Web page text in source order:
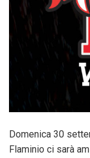
Domenica 30
Flaminio ci sarà